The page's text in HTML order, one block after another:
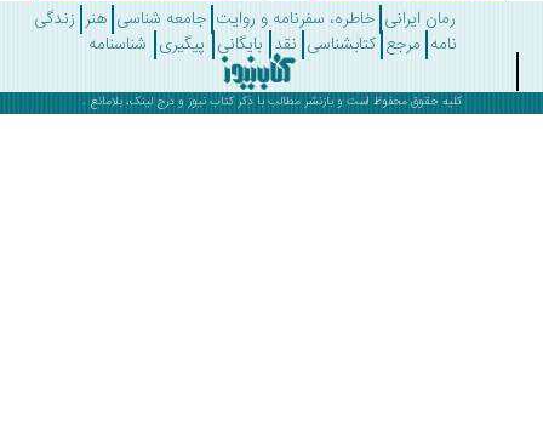
رمان ایرانی خاطره، سفرنامه و روایت جامعه شناسی هنر زندگی
مرجع کتابشناسی نقد بایگانی پیگیری شناسنامه
کلیه حقوق محفوظ است و بازنشر مطالب با ذکرکتاب نیوز و درج لینک، بلامانع .